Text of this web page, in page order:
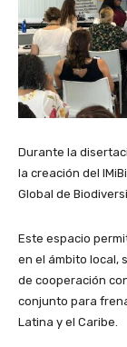
Durante la
la creación del
Global de
Este espacio
en el ámbito local,
de cooperación
conjunto para
Latina y el Caribe.